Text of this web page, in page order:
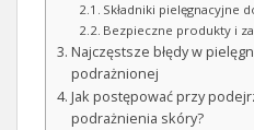
Składniki pielęgnacyjne
Bezpieczne produkty i
Najczęstsze błędy w
podrażnionej
Jak postępować przy
podrażnienia skóry?